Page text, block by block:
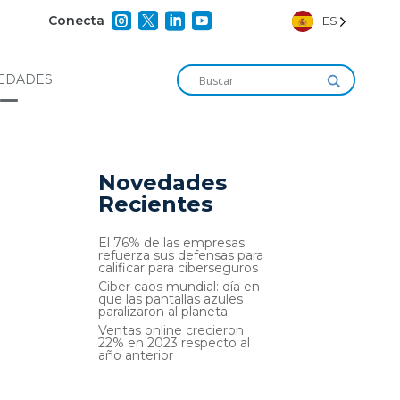
Conecta     ES
Novedades
Recientes
El 76% de las empresas
refuerza sus defensas para
calificar para ciberseguros
Ciber caos mundial: día en
que las pantallas azules
paralizaron al planeta
Ventas online crecieron
22% en 2023 respecto al
año anterior